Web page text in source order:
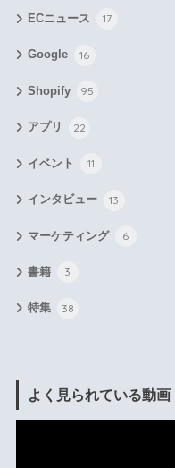
ECニュース 17
Google 16
Shopify 95
アプリ 22
イベント 11
インタビュー 13
マーケティング 6
書籍 3
特集 38
よく見られている動画